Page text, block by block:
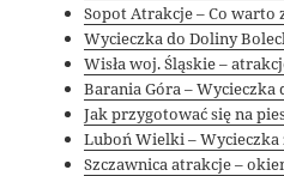
Sopot Atrakcje – Co warto
Wycieczka do Doliny
Wisła woj. Śląskie –
Barania Góra – Wycieczka
Jak przygotować się na
Luboń Wielki – Wycieczka
Szczawnica atrakcje –